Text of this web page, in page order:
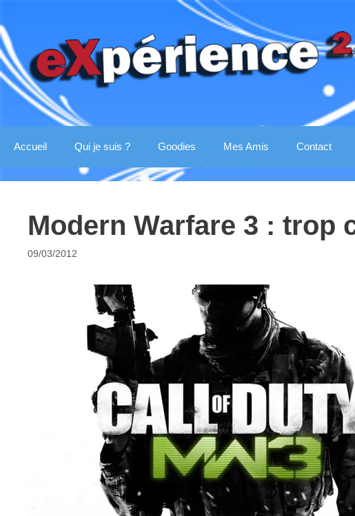
au
contenu
Accueil Qui je suis ? Goodies Mes Amis Contact
Modern Warfare 3 : trop
09/03/2012